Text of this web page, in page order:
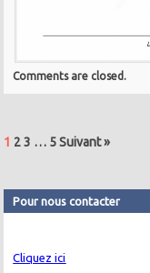
Comments are closed.
1 2 3 … 5 Suivant »
Pour nous contacter
Cliquez ici